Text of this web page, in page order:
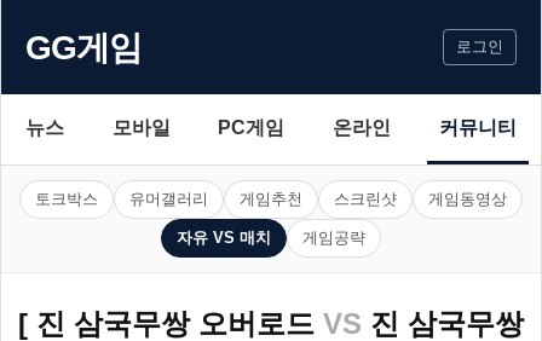
GG게임 로그인
뉴스 모바일 PC게임 온라인 커뮤니티
토크박스 유머갤러리 게임추천 스크린샷 게임동영상
자유 VS 매치 게임공략
[ 진 삼국무쌍 오버로드 VS 진 삼국무쌍